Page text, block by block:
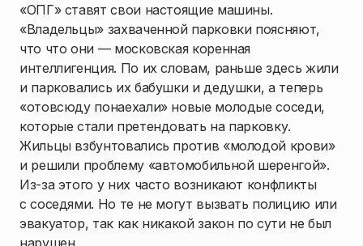
«ОПГ» ставят свои настоящие машины.
«Владельцы» захваченной парковки поясняют,
что что они — московская коренная
интеллигенция. По их словам, раньше здесь жили
и парковались их бабушки и дедушки, а теперь
«отовсюду понаехали» новые молодые соседи,
которые стали претендовать на парковку.
Жильцы взбунтовались против «молодой крови»
и решили проблему «автомобильной шеренгой».
Из-за этого у них часто возникают конфликты
с соседями. Но те не могут вызвать полицию или
эвакуатор, так как никакой закон по сути не был